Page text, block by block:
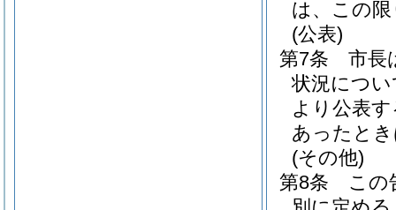
は、この
(公表)
第7条
市長
状況につ
より公表
あったと
(その他)
第8条
この